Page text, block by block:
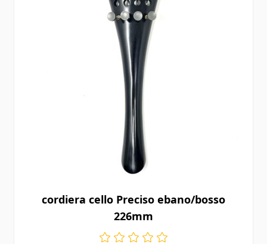
cordiera cello Preciso ebano/bosso
226mm